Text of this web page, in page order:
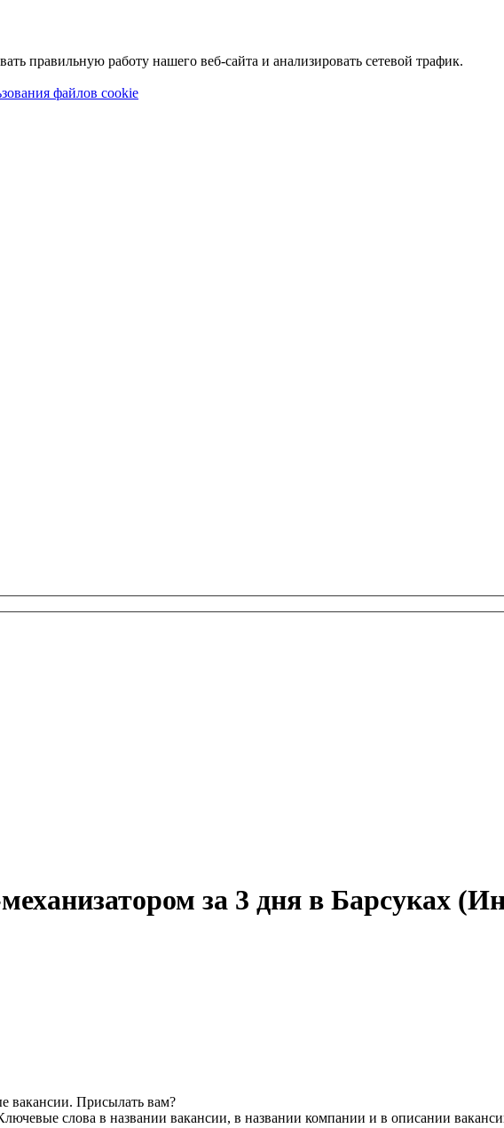
правильную работу нашего веб-сайта и анализировать сетевой трафик.
файлов cookie
за 3 дня в Барсуках
вакансии. Присылать вам?
слова в названии вакансии, в названии компании и в описании